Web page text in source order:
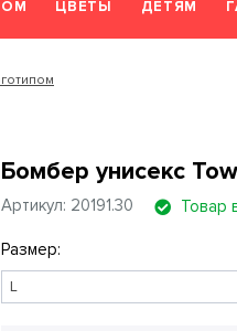
ЦВЕТЫ ДЕТЯМ
Бомбер унисекс
Артикул: 20191.30 Товар
Размер: